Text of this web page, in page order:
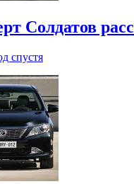
Солдатов
спустя